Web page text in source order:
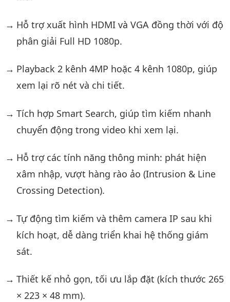
Hỗ trợ xuất hình HDMI và VGA đồng thời với độ
phân giải Full HD 1080p.
Playback 2 kênh 4MP hoặc 4 kênh 1080p, giúp
xem lại rõ nét và chi tiết.
Tích hợp Smart Search, giúp tìm kiếm nhanh
chuyển động trong video khi xem lại.
Hỗ trợ các tính năng thông minh: phát hiện
xâm nhập, vượt hàng rào ảo (Intrusion & Line
Crossing Detection).
Tự động tìm kiếm và thêm camera IP sau khi
kích hoạt, dễ dàng triển khai hệ thống giám
sát.
Thiết kế nhỏ gọn, tối ưu lắp đặt (kích thước 265
× 223 × 48 mm).